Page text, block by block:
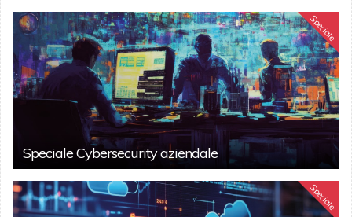
Speciale
Speciale Cybersecurity aziendale
Speciale